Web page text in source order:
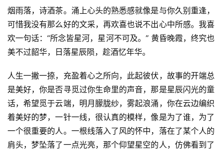
烟雨落，诗酒茶。涌上心头的熟悉感就像是与你久别重逢，
可惜我没有那么好的文采，再欢喜也说不出心中所感。我喜
欢一句话：“所念皆星河，星河不可及。” 黄昏晚霞，终究也
美不过韶华，日落星辰陨，趁酒忆年华。
人生一撇一捺，充盈着心之所向，此起彼伏，故事的开端总
是美好，你是否寻觅过你生命里的声音，那是星辰闪光的童
话，希望觅于云端，明月朦胧纱，雾起浪涌，你在云边编织
着美好的梦，一针一线，很认真的模样，像是为了谁，为了
一个很重要的人。一根线落入了风的怀中，落在了某个人的
肩头，梦坠落了一点光亮，那个仰望星空的人，仿佛看到了